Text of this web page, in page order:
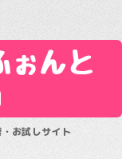
ぉんと
お試しサイト